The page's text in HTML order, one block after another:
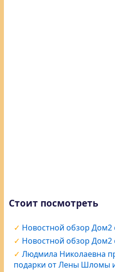
Стоит посмотреть
Новостной обзор Дом2
Новостной обзор Дом2
Людмила Николаевна
подарки от Лены Шломы